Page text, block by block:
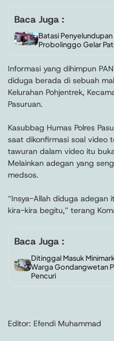
Baca Juga :
Batasi
Probolinggo Gelar
Informasi yang dihimpun
diduga berada di sebuah
Kelurahan Pohjentrek,
Pasuruan.
Kasubbag Humas Polres
saat dikonfirmasi soal video
tawuran dalam video itu
Melainkan adegan yang
medsos.
“Insya-Allah diduga adegan
kira-kira begitu,” terang
Baca Juga :
Ditinggal Masuk
Warga Gondangwetan
Pencuri
Editor: Efendi Muhammad